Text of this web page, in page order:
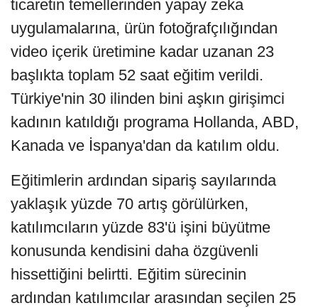
ticaretin temellerinden yapay zeka
uygulamalarına, ürün fotoğrafçılığından
video içerik üretimine kadar uzanan 23
başlıkta toplam 52 saat eğitim verildi.
Türkiye'nin 30 ilinden bini aşkın girişimci
kadının katıldığı programa Hollanda, ABD,
Kanada ve İspanya'dan da katılım oldu.
Eğitimlerin ardından sipariş sayılarında
yaklaşık yüzde 70 artış görülürken,
katılımcıların yüzde 83'ü işini büyütme
konusunda kendisini daha özgüvenli
hissettiğini belirtti. Eğitim sürecinin
ardından katılımcılar arasından seçilen 25